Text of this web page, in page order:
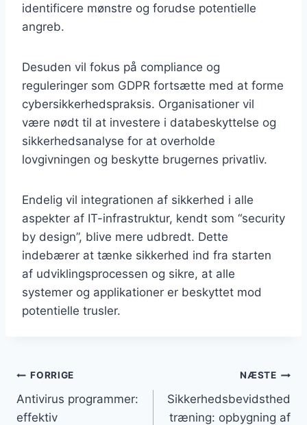
identificere mønstre og forudse potentielle
angreb.
Desuden vil fokus på compliance og
reguleringer som GDPR fortsætte med at forme
cybersikkerhedspraksis. Organisationer vil
være nødt til at investere i databeskyttelse og
sikkerhedsanalyse for at overholde
lovgivningen og beskytte brugernes privatliv.
Endelig vil integrationen af sikkerhed i alle
aspekter af IT-infrastruktur, kendt som “security
by design”, blive mere udbredt. Dette
indebærer at tænke sikkerhed ind fra starten
af udviklingsprocessen og sikre, at alle
systemer og applikationer er beskyttet mod
potentielle trusler.
Indlægsnavigation
FORRIGE
Antivirus programmer:
effektiv
NÆSTE
Sikkerhedsbevidsthed
træning: opbygning af